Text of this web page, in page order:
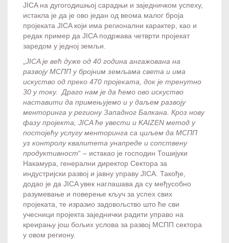
JICA на дугогодишњoј сарадњи и заједничком успеху,
истакла је да је ово један од веома малог броја
пројеката JICA који има регионални карактер, као и
редак пример да JICA подржава четврти пројекат
заредом у једној земљи.
JICA је већ дуже од 40 година ангажована на
развоју МСПП у бројним земљама света и има
искуство од преко 470 пројеката, док је тренутно
30 у току. Драго нам је да ћемо ово искуство
наставити да примењујемо и у даљем развоју
менторинга у региону Западног Балкана. Кроз нову
фазу пројекта, JICA ће увести и KAIZEN метод у
постојећу услугу менторинга са циљем да МСПП
уз контролу квалитета унапреде и сопствену
продуктивност“ – истакао је господин Тошијуки
Накамура, генерални директор Сектора за
индустријски развој и јавну управу JICA. Такође,
додао је да JICA увек наглашава да су међусобно
разумевање и поверење кључ за успех свих
пројеката, те изразио задовољство што ће сви
учесници пројекта заједнички радити управо на
креирању још бољих услова за развој МСПП сектора
у овом региону.